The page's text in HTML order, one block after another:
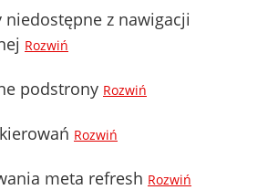
niedostępne z nawigacji
Rozwiń
podstrony Rozwiń
Rozwiń
meta refresh Rozwiń